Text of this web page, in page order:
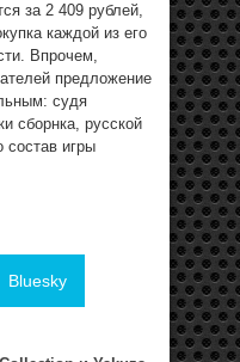
за 2 409 рублей,
каждой из его
Впрочем,
предложение
судя
сборнка, русской
состав игры
Bluesky